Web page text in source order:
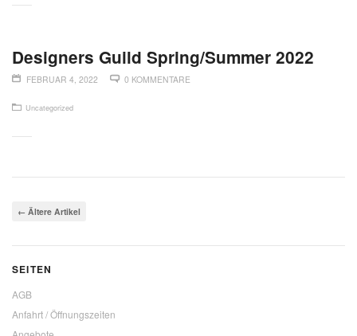
Designers Guild Spring/Summer 2022
FEBRUAR 4, 2022 0 KOMMENTARE
Uncategorized
← Ältere Artikel
SEITEN
AGB
Anfahrt / Öffnungszeiten